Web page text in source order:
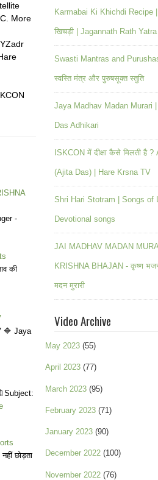
More
-
की
🔷 Jaya
छोड़ता
Karmabai Ki Khichdi Recipe |
खिचड़ी | Jagannath Rath
Swasti Mantras and
स्वस्ति मंत्र और पुरुषसूक्त स्तुति
Jaya Madhav Madan Murari |
Das Adhikari
ISKCON में दीक्षा कैसे मिलती है
(Ajita Das) | Hare Krsna TV
Shri Hari Stotram | Songs of
Devotional songs
JAI MADHAV MADAN
KRISHNA BHAJAN - कृष्ण
मदन मुरारी
Video Archive
May 2023 (55)
April 2023 (77)
March 2023 (95)
February 2023 (71)
January 2023 (90)
December 2022 (100)
November 2022 (76)